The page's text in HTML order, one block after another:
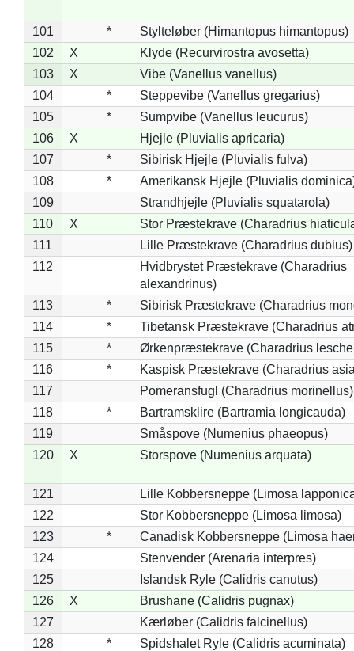
101 *
Stylteløber (Himantopus himantopus)
102
X
Klyde (Recurvirostra avosetta)
103
X
Vibe (Vanellus vanellus)
104
*
Steppevibe (Vanellus gregarius)
105
*
Sumpvibe (Vanellus leucurus)
106
X
Hjejle (Pluvialis apricaria)
107
*
Sibirisk Hjejle (Pluvialis fulva)
108
*
Amerikansk Hjejle (Pluvialis
109
Strandhjejle (Pluvialis squatarola)
110
X
Stor Præstekrave (Charadrius
111
Lille Præstekrave (Charadrius dubius)
112
Hvidbrystet Præstekrave (Charadrius
alexandrinus)
113
*
Sibirisk Præstekrave (Charadrius
114
*
Tibetansk Præstekrave (Charadrius
115
*
Ørkenpræstekrave (Charadrius
116
*
Kaspisk Præstekrave (Charadrius
117
Pomeransfugl (Charadrius morinellus)
118
*
Bartramsklire (Bartramia longicauda)
119
Småspove (Numenius phaeopus)
120
X Storspove (Numenius arquata)
121
Lille Kobbersneppe (Limosa
122
Stor Kobbersneppe (Limosa limosa)
123
*
Canadisk Kobbersneppe (Limosa
124
Stenvender (Arenaria interpres)
125
Islandsk Ryle (Calidris canutus)
126
X
Brushane (Calidris pugnax)
127
Kærløber (Calidris falcinellus)
128
*
Spidshalet Ryle (Calidris acuminata)